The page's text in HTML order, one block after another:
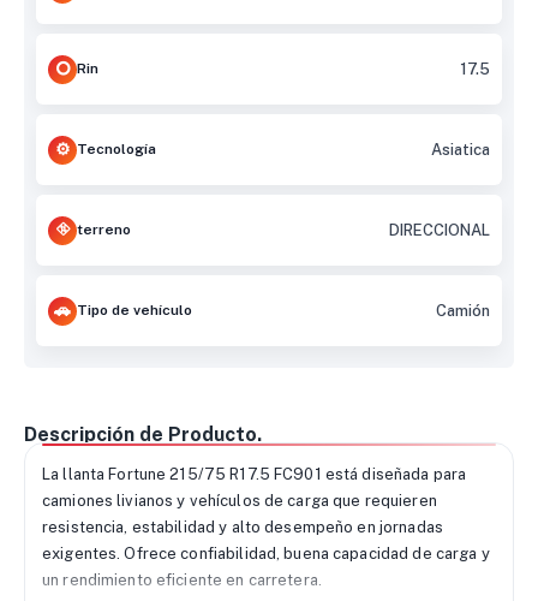
Rin 17.5
Tecnología Asiatica
terreno DIRECCIONAL
Tipo de vehículo Camión
Descripción de Producto.
La llanta Fortune 215/75 R17.5 FC901 está diseñada para
camiones livianos y vehículos de carga que requieren
resistencia, estabilidad y alto desempeño en jornadas
exigentes. Ofrece confiabilidad, buena capacidad de carga y
un rendimiento eficiente en carretera.